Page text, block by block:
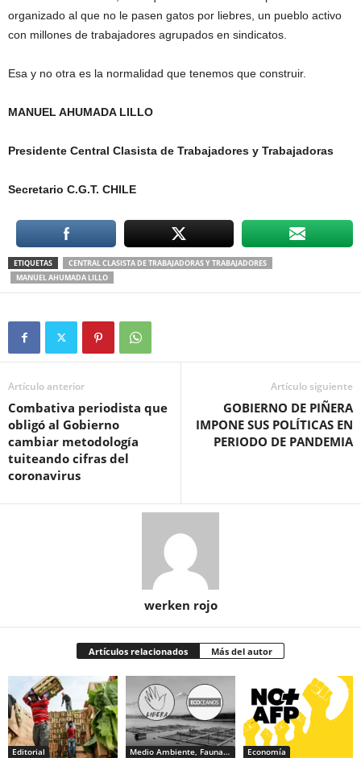
organizado al que no le pasen gatos por liebres, un pueblo activo
con millones de trabajadores agrupados en sindicatos.
Esa y no otra es la normalidad que tenemos que construir.
MANUEL AHUMADA LILLO
Presidente Central Clasista de Trabajadores y Trabajadoras
Secretario C.G.T. CHILE
ETIQUETAS
CENTRAL CLASISTA DE TRABAJADORAS Y TRABAJADORES
MANUEL AHUMADA LILLO
Artículo anterior
Combativa periodista que
obligó al Gobierno
cambiar metodología
tuiteando cifras del
coronavirus
Artículo siguiente
GOBIERNO DE PIÑERA
IMPONE SUS POLÍTICAS EN
PERIODO DE PANDEMIA
werken rojo
Artículos relacionados Más del autor
Editorial Medio Ambiente, Fauna y Sociedad Economía